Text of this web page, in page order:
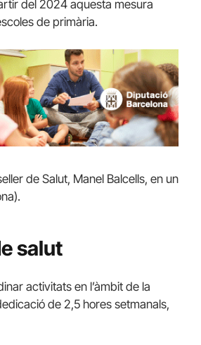
del 2024 aquesta mesura
de primària.
de Salut, Manel Balcells, en un
salut
activitats en l’àmbit de la
de 2,5 hores setmanals,